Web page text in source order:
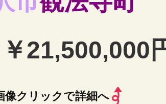
21,500,000
像クリックで詳細へ